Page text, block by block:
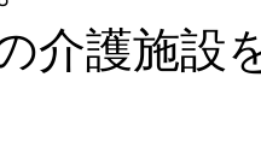
介護施設